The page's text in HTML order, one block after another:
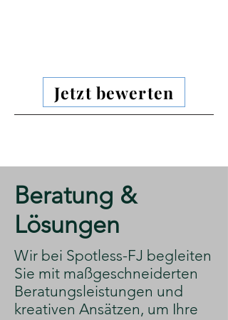
Jetzt bewerten
​Beratung &
Lösungen
​Wir bei Spotless-FJ begleiten
Sie mit maßgeschneiderten
Beratungsleistungen und
kreativen Ansätzen, um Ihre